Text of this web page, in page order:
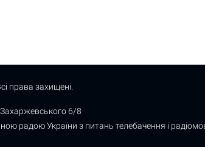
права захищені.
6/8
радою України з питань телебачення і